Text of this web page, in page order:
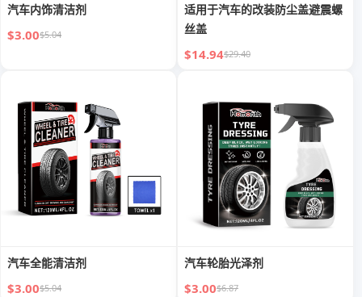
汽车内饰清洁剂
$3.00$5.04
适用于汽车的改装防尘盖避震螺
丝盖
$14.94$29.40
汽车全能清洁剂
$3.00$5.04
汽车轮胎光泽剂
$3.00$6.87